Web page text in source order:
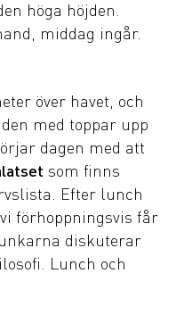
höga höjden.
middag ingår.
över havet, och
med toppar upp
dagen med att
som finns
Efter lunch
vi förhoppningsvis får
diskuterar
Lunch och